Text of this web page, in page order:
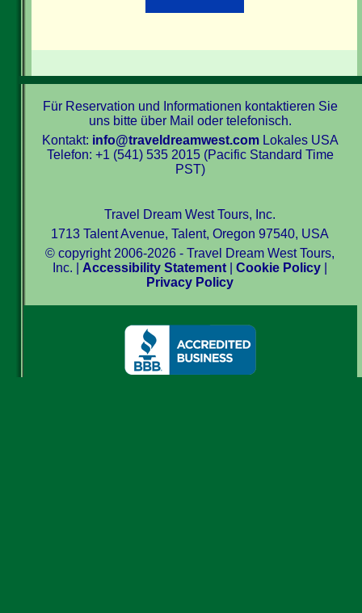
Für Reservation und Informationen kontaktieren Sie
uns bitte über Mail oder telefonisch.
Kontakt: info@traveldreamwest.comLokales USA
Telefon: +1 (541) 535 2015 (Pacific Standard Time
PST)
Travel Dream West Tours, Inc.
1713 Talent Avenue, Talent, Oregon 97540, USA
© copyright 2006-2026 - Travel Dream West Tours,
Inc. | Accessibility Statement |Cookie Policy
Privacy Policy